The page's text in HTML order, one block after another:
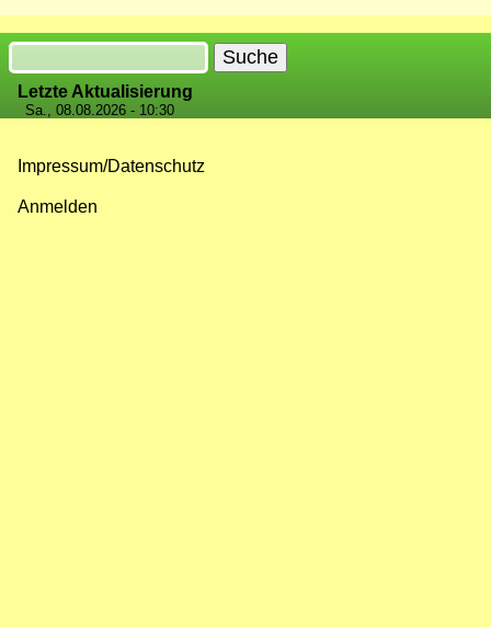
Suche
Letzte Aktualisierung
Sa., 08.08.2026 - 10:30
Impressum/Datenschutz
Anmelden